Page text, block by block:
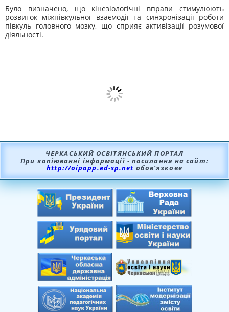
Було визначено, що кінезіологічні вправи стимулюють
розвиток міжпівкульної взаємодії та синхронізації роботи
півкуль головного мозку, що сприяє активізації розумової
діяльності.
ЧЕРКАСЬКИЙ ОСВІТЯНСЬКИЙ ПОРТАЛ
При копіюванні інформації - посилання на сайт:
http://oipopp.ed-sp.net обов’язкове